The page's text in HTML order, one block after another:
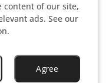
content of our site,
ads. See our
Agree